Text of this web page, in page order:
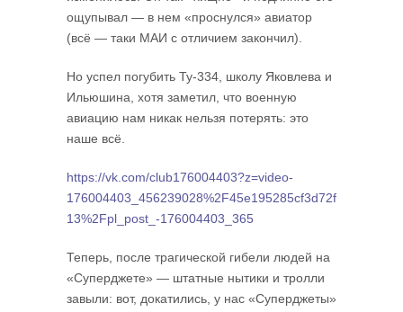
ощупывал — в нем «проснулся» авиатор
(всё — таки МАИ с отличием закончил).
Но успел погубить Ту-334, школу Яковлева и
Ильюшина, хотя заметил, что военную
авиацию нам никак нельзя потерять: это
наше всё.
https://vk.com/club176004403?z=video-
176004403_456239028%2F45e195285cf3d72f
13%2Fpl_post_-176004403_365
Теперь, после трагической гибели людей на
«Суперджете» — штатные нытики и тролли
завыли: вот, докатились, у нас «Суперджеты»